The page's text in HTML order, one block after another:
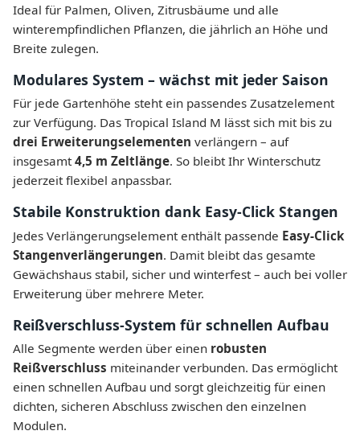
Ideal für Palmen, Oliven, Zitrusbäume und alle
winterempfindlichen Pflanzen, die jährlich an Höhe und
Breite zulegen.
Modulares System – wächst mit jeder Saison
Für jede Gartenhöhe steht ein passendes Zusatzelement
zur Verfügung. Das Tropical Island M lässt sich mit bis zu
drei Erweiterungs­elementen verlängern – auf
insgesamt4,5 m Zeltlänge. So bleibt Ihr Winterschutz
jederzeit flexibel anpassbar.
Stabile Konstruktion dank Easy-Click Stangen
Jedes Verlängerungselement enthält passende Easy-Click
Stangenverlängerungen. Damit bleibt das gesamte
Gewächshaus stabil, sicher und winterfest – auch bei voller
Erweiterung über mehrere Meter.
Reißverschluss-System für schnellen Aufbau
Alle Segmente werden über einen robusten
Reißverschluss miteinander verbunden. Das ermöglicht
einen schnellen Aufbau und sorgt gleichzeitig für einen
dichten, sicheren Abschluss zwischen den einzelnen
Modulen.